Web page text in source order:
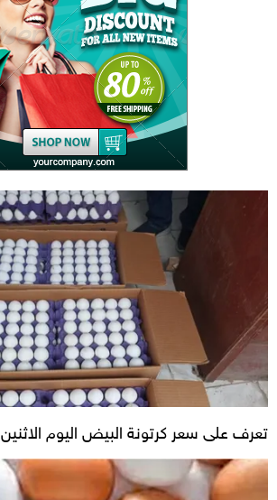
تعرف على سعر كرتونة البيض اليوم الاثنين